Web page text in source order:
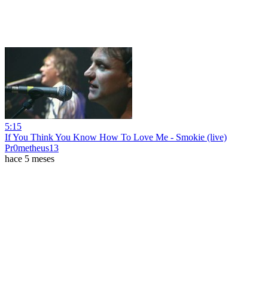
5:15
If You Think You Know How To Love Me - Smokie (live)
Pr0metheus13
hace 5 meses